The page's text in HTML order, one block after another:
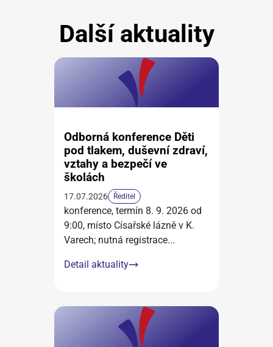
Další aktuality
Odborná konference Děti
pod tlakem, duševní zdraví,
vztahy a bezpečí ve
školách
17.07.2026 Ředitel
konference, termín 8. 9. 2026 od
9:00, místo Císařské lázně v K.
Varech; nutná registrace...
Detail aktuality